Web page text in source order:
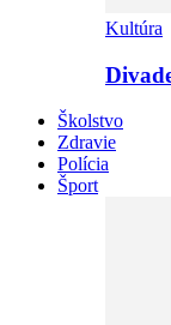
Kultúra
Školstvo
Zdravie
Polícia
Šport